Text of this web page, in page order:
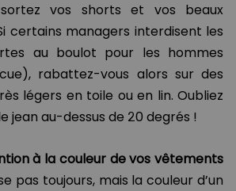
sortez vos shorts et vos beaux
certains managers interdisent les
au boulot pour les hommes
rabattez-vous alors sur des
légers en toile ou en lin. Oubliez
jean au-dessus de 20 degrés !
à la couleur de vos vêtements
pas toujours, mais la couleur d’un